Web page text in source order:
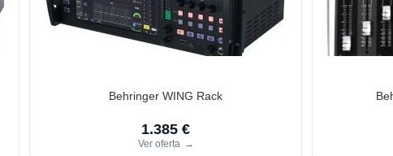
Behringer WING Rack
1.385 €
Ver oferta →